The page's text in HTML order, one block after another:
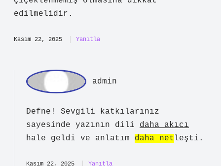
sağlayabilir ve sezon boyunca daha uzun
süre mahsul alınmasına olanak tanır.
uygulanabilir: Isırgan gübresi
çiçeklenmemiş olmasına dikkat
edilmelidir.
Kasım 22, 2025 Yanıtla